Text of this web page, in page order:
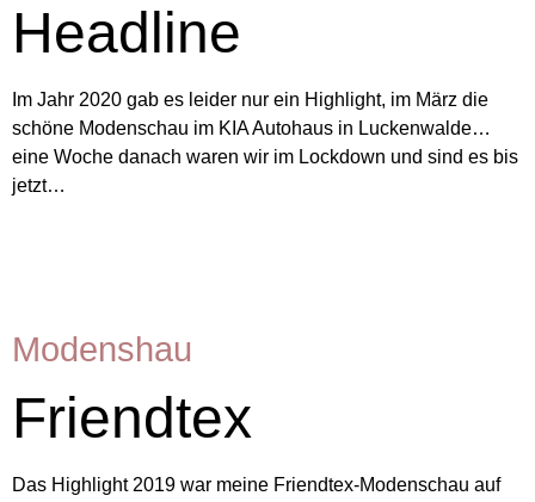
Headline
Im Jahr 2020 gab es leider nur ein Highlight, im März die
schöne Modenschau im KIA Autohaus in Luckenwalde…
eine Woche danach waren wir im Lockdown und sind es bis
jetzt…
Modenshau
Friendtex
Das Highlight 2019 war meine Friendtex-Modenschau auf